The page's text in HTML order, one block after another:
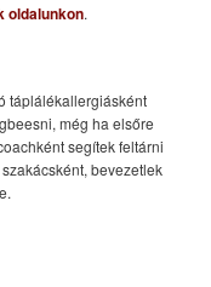
oldalunkon.
táplálékallergiásként
még ha elsőre
segítek feltárni
bevezetlek